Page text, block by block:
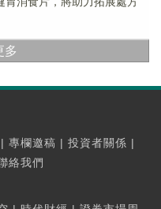
多
| 專欄邀稿 | 投資者關係 |
絡我們